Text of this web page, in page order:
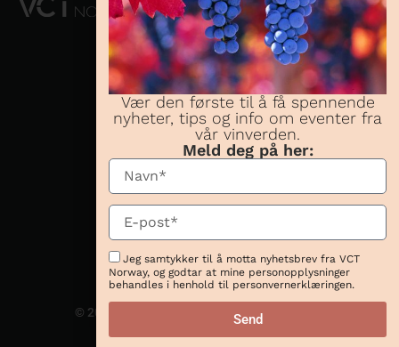
VCT NORWAY
AS OG
CONCHA Y
TORO
NORWAY AS
Telefon:23 08 38
70
Besøksadresse:
Karenslyst allé 16,
0278 Oslo
Postadresse:
0278 Oslo
© 2026 Website magic by
Vær den første til å få spennende
nyheter, tips og info om eventer fra
vår vinverden.
Meld deg på her:
Jeg samtykker til å motta nyhetsbrev fra VCT
Norway, og godtar at mine personopplysninger
behandles i henhold til personvernerklæringen.
Send